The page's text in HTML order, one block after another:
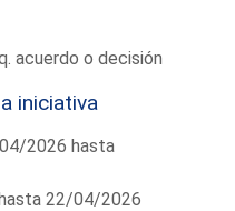
acuerdo o decisión
iniciativa
2026 hasta
22/04/2026